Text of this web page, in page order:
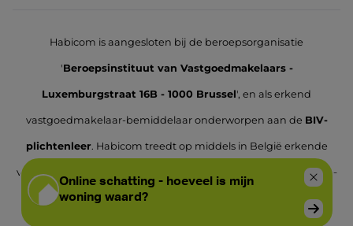
Habicom is aangesloten bij de beroepsorganisatie
'Beroepsinstituut van Vastgoedmakelaars -
Luxemburgstraat 16B - 1000 Brussel', en als erkend
vastgoedmakelaar-bemiddelaar onderworpen aan de BIV-
plichtenleer. Habicom treedt op middels in België erkende
vastgoedmakelaars BIV onder de nummers: 502 957 – 503 035 –
Ondernemingsnummer: 0836.586.396 - BA en borgstelling via